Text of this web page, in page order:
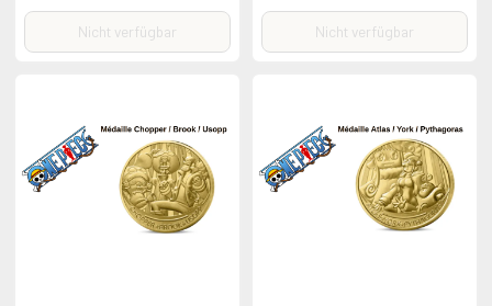
Nicht verfügbar Nicht verfügbar